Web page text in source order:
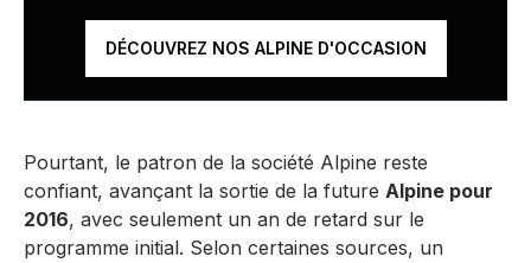
DÉCOUVREZ NOS ALPINE D'OCCASION
Pourtant, le patron de la société Alpine reste
confiant, avançant la sortie de la future Alpine pour
2016, avec seulement un an de retard sur le
programme initial. Selon certaines sources, un